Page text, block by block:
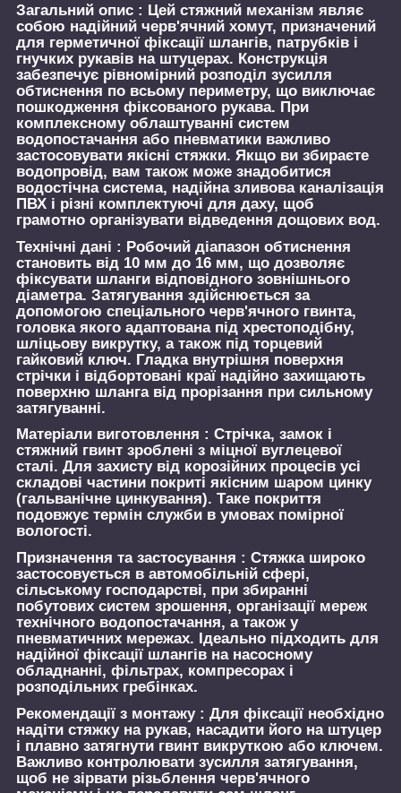
Загальний опис : Цей стяжний механізм являє
собою надійний черв'ячний хомут, призначений
для герметичної фіксації шлангів, патрубків і
гнучких рукавів на штуцерах. Конструкція
забезпечує рівномірний розподіл зусилля
обтиснення по всьому периметру, що виключає
пошкодження фіксованого рукава. При
комплексному облаштуванні систем
водопостачання або пневматики важливо
застосовувати якісні стяжки. Якщо ви збираєте
водопровід, вам також може знадобитися
водостічна система, надійна зливова каналізація
ПВХ і різні комплектуючі для даху, щоб
грамотно організувати відведення дощових вод.
Технічні дані : Робочий діапазон обтиснення
становить від 10 мм до 16 мм, що дозволяє
фіксувати шланги відповідного зовнішнього
діаметра. Затягування здійснюється за
допомогою спеціального черв'ячного гвинта,
головка якого адаптована під хрестоподібну,
шліцьову викрутку, а також під торцевий
гайковий ключ. Гладка внутрішня поверхня
стрічки і відбортовані краї надійно захищають
поверхню шланга від прорізання при сильному
затягуванні.
Матеріали виготовлення : Стрічка, замок і
стяжний гвинт зроблені з міцної вуглецевої
сталі. Для захисту від корозійних процесів усі
складові частини покриті якісним шаром цинку
(гальванічне цинкування). Таке покриття
подовжує термін служби в умовах помірної
вологості.
Призначення та застосування : Стяжка широко
застосовується в автомобільній сфері,
сільському господарстві, при збиранні
побутових систем зрошення, організації мереж
технічного водопостачання, а також у
пневматичних мережах. Ідеально підходить для
надійної фіксації шлангів на насосному
обладнанні, фільтрах, компресорах і
розподільних гребінках.
Рекомендації з монтажу : Для фіксації необхідно
надіти стяжку на рукав, насадити його на штуцер
і плавно затягнути гвинт викруткою або ключем.
Важливо контролювати зусилля затягування,
щоб не зірвати різьблення черв'ячного